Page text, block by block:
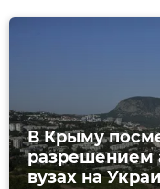
В Крыму
разрешением
вузах на